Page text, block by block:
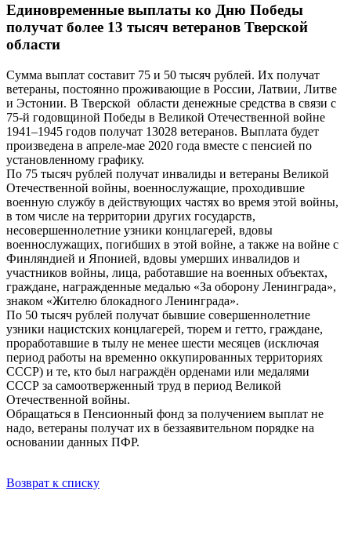
Единовременные выплаты ко Дню Победы
получат более 13 тысяч ветеранов Тверской
области
Сумма выплат составит 75 и 50 тысяч рублей. Их получат
ветераны, постоянно проживающие в России, Латвии, Литве
и Эстонии. В Тверской области денежные средства в связи с
75-й годовщиной Победы в Великой Отечественной войне
1941–1945 годов получат 13028 ветеранов. Выплата будет
произведена в апреле-мае 2020 года вместе с пенсией по
установленному графику.
По 75 тысяч рублей получат инвалиды и ветераны Великой
Отечественной войны, военнослужащие, проходившие
военную службу в действующих частях во время этой войны,
в том числе на территории других государств,
несовершеннолетние узники концлагерей, вдовы
военнослужащих, погибших в этой войне, а также на войне с
Финляндией и Японией, вдовы умерших инвалидов и
участников войны, лица, работавшие на военных объектах,
граждане, награжденные медалью «За оборону Ленинграда»,
знаком «Жителю блокадного Ленинграда».
По 50 тысяч рублей получат бывшие совершеннолетние
узники нацистских концлагерей, тюрем и гетто, граждане,
проработавшие в тылу не менее шести месяцев (исключая
период работы на временно оккупированных территориях
СССР) и те, кто был награждён орденами или медалями
СССР за самоотверженный труд в период Великой
Отечественной войны.
Обращаться в Пенсионный фонд за получением выплат не
надо, ветераны получат их в беззаявительном порядке на
основании данных ПФР.
Возврат к списку